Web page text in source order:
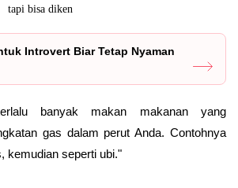
tapi bisa diken
Introvert Biar Tetap Nyaman
banyak makan makanan yang
gas dalam perut Anda. Contohnya
kemudian seperti ubi."